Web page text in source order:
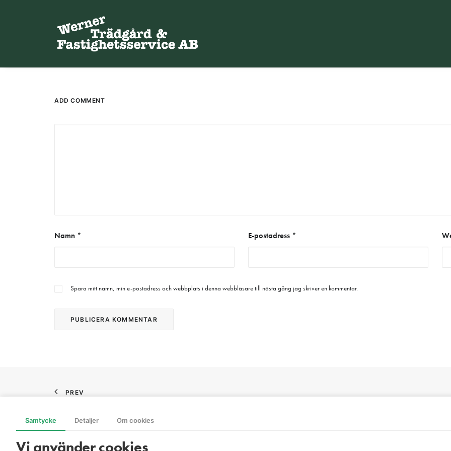
Samtycke Detaljer Om cookies
Vi använder cookies
ADD COMMENT
Namn * E-postadress *
Spara mitt namn, min e-postadress och webbplats i denna webbläsare till nästa gång jag skriver en kommentar.
PREV